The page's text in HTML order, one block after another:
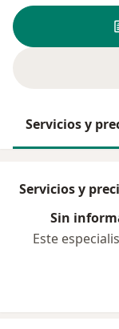
Servicios y
Servicios y
Sin
Este